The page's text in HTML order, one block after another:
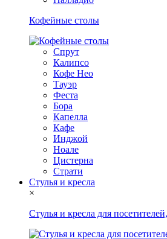
Кофейные столы
Спрут
Калипсо
Кофе Нео
Тауэр
Феста
Бора
Капелла
Кафе
Инджой
Ноале
Цистерна
Страти
Стулья и кресла
×
Стулья и кресла для